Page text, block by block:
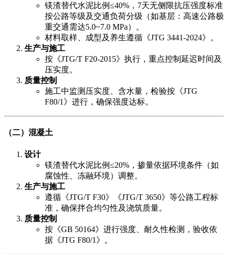
镁渣替代水泥比例≤40%，7天无侧限抗压强度标准
按公路等级及交通负荷分级（如基层：高速公路极
重交通需达5.0~7.0 MPa）。
材料取样、成型及养生遵循《JTG 3441-2024》。
生产与施工
按《JTG/T F20-2015》执行，重点控制延迟时间及
压实度。
质量控制
施工中监测压实度、含水量，检验按《JTG
F80/1》进行，确保强度达标。
​（二）混凝土
设计
镁渣替代水泥比例≤20%，掺量依据环境条件（如
腐蚀性、冻融环境）调整。
生产与施工
遵循《JTG/T F30》《JTG/T 3650》等公路工程标
准，确保拌合均匀性及浇筑质量。
质量控制
按《GB 50164》进行强度、耐久性检测，验收依
据《JTG F80/1》。